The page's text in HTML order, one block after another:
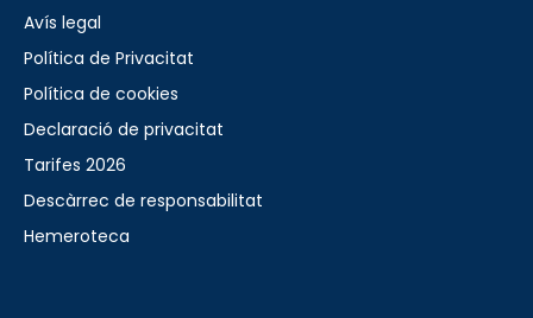
Avís legal
Política de Privacitat
Política de cookies
Declaració de privacitat
Tarifes 2026
Descàrrec de responsabilitat
Hemeroteca